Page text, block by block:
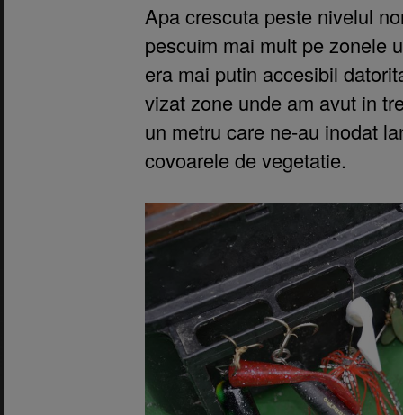
Apa crescuta peste nivelul
pescuim mai mult pe zonele
era mai putin accesibil
vizat zone unde am avut in
un metru care ne-au inodat
covoarele de vegetatie.